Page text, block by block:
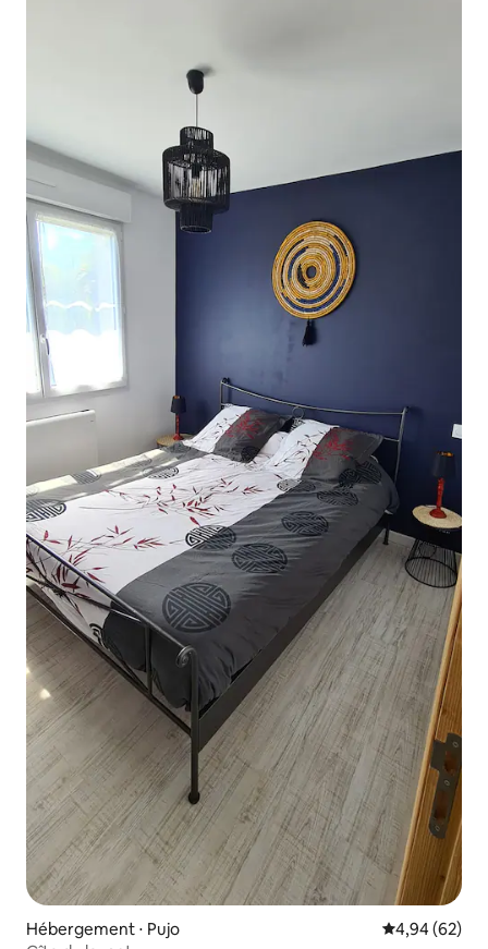
Hébergement ⋅ Pujo Évaluation
4,94 (62)